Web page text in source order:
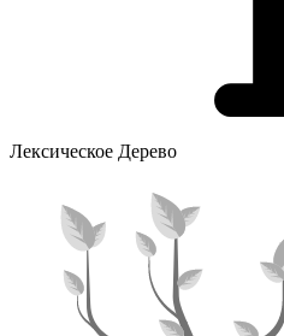
Лексическое Дерево